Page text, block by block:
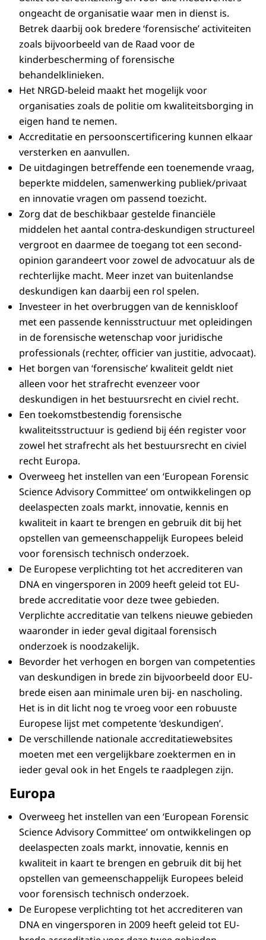
ongeacht de organisatie waar men in dienst is.
Betrek daarbij ook bredere ‘forensische’ activiteiten
zoals bijvoorbeeld van de Raad voor de
kinderbescherming of forensische
behandelklinieken.
Het NRGD-beleid maakt het mogelijk voor
organisaties zoals de politie om kwaliteitsborging in
eigen hand te nemen.
Accreditatie en persoonscertificering kunnen elkaar
versterken en aanvullen.
De uitdagingen betreffende een toenemende vraag,
beperkte middelen, samenwerking publiek/privaat
en innovatie vragen om passend toezicht.
Zorg dat de beschikbaar gestelde financiële
middelen het aantal contra-deskundigen structureel
vergroot en daarmee de toegang tot een second-
opinion garandeert voor zowel de advocatuur als de
rechterlijke macht. Meer inzet van buitenlandse
deskundigen kan daarbij een rol spelen.
Investeer in het overbruggen van de kenniskloof
met een passende kennisstructuur met opleidingen
in de forensische wetenschap voor juridische
professionals (rechter, officier van justitie, advocaat).
Het borgen van ‘forensische’ kwaliteit geldt niet
alleen voor het strafrecht evenzeer voor
deskundigen in het bestuursrecht en civiel recht.
Een toekomstbestendig forensische
kwaliteitsstructuur is gediend bij één register voor
zowel het strafrecht als het bestuursrecht en civiel
recht Europa.
Overweeg het instellen van een ‘European Forensic
Science Advisory Committee’ om ontwikkelingen op
deelaspecten zoals markt, innovatie, kennis en
kwaliteit in kaart te brengen en gebruik dit bij het
opstellen van gemeenschappelijk Europees beleid
voor forensisch technisch onderzoek.
De Europese verplichting tot het accrediteren van
DNA en vingersporen in 2009 heeft geleid tot EU-
brede accreditatie voor deze twee gebieden.
Verplichte accreditatie van telkens nieuwe gebieden
waaronder in ieder geval digitaal forensisch
onderzoek is noodzakelijk.
Bevorder het verhogen en borgen van competenties
van deskundigen in brede zin bijvoorbeeld door EU-
brede eisen aan minimale uren bij- en nascholing.
Het is in dit licht nog te vroeg voor een robuuste
Europese lijst met competente ‘deskundigen’.
De verschillende nationale accreditatiewebsites
moeten met een vergelijkbare zoektermen en in
ieder geval ook in het Engels te raadplegen zijn.
Europa
Overweeg het instellen van een ‘European Forensic
Science Advisory Committee’ om ontwikkelingen op
deelaspecten zoals markt, innovatie, kennis en
kwaliteit in kaart te brengen en gebruik dit bij het
opstellen van gemeenschappelijk Europees beleid
voor forensisch technisch onderzoek.
De Europese verplichting tot het accrediteren van
DNA en vingersporen in 2009 heeft geleid tot EU-